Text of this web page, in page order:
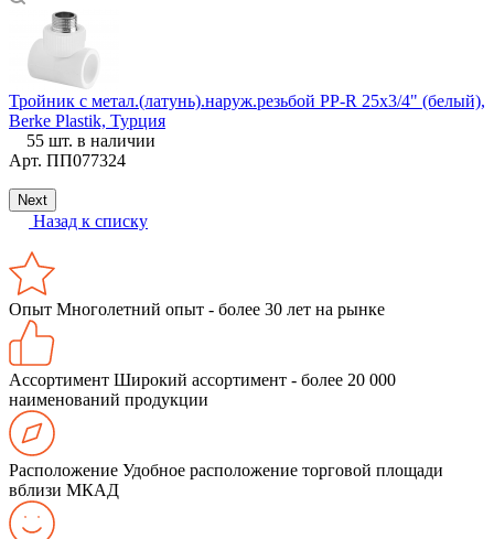
Тройник с метал.(латунь).наруж.резьбой PP-R 25х3/4" (белый),
Berke Plastik, Турция
55 шт. в наличии
Арт. ПП077324
Next
Назад к списку
Опыт Многолетний опыт - более 30 лет на рынке
Ассортимент Широкий ассортимент - более 20 000
наименований продукции
Расположение Удобное расположение торговой площади
вблизи МКАД